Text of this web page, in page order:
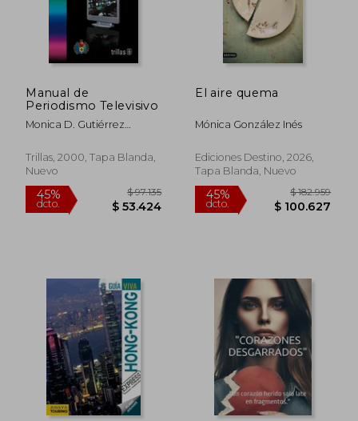
dcto. $ 37.710 dcto.
Manual de
Periodismo Televisivo
Monica D. Gutiérrez
Trillas, 2000, Tapa Blanda,
Nuevo
El aire quema
Mónica González Inés
Ediciones Destino, 2026,
Tapa Blanda, Nuevo